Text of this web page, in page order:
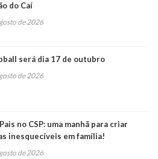
do Caí
de 2026
será dia 17 de outubro
de 2026
no CSP: uma manhã para criar
inesquecíveis em família!
de 2026